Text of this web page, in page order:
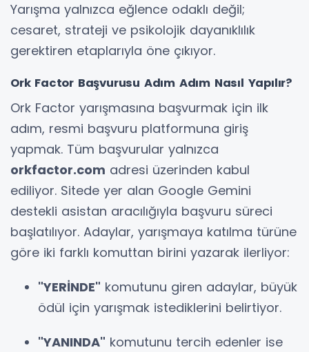
Yarışma yalnızca eğlence odaklı değil;
cesaret, strateji ve psikolojik dayanıklılık
gerektiren etaplarıyla öne çıkıyor.
Ork Factor Başvurusu Adım Adım Nasıl Yapılır?
Ork Factor yarışmasına başvurmak için ilk
adım, resmi başvuru platformuna giriş
yapmak. Tüm başvurular yalnızca
orkfactor.com adresi üzerinden kabul
ediliyor. Sitede yer alan Google Gemini
destekli asistan aracılığıyla başvuru süreci
başlatılıyor. Adaylar, yarışmaya katılma türüne
göre iki farklı komuttan birini yazarak ilerliyor:
"YERİNDE" komutunu giren adaylar, büyük
ödül için yarışmak istediklerini belirtiyor.
"YANINDA" komutunu tercih edenler ise